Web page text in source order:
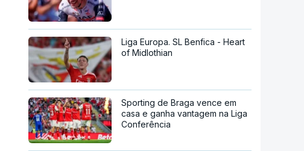
Liga Europa. SL Benfica - Heart
of Midlothian
Sporting de Braga vence em
casa e ganha vantagem na Liga
Conferência